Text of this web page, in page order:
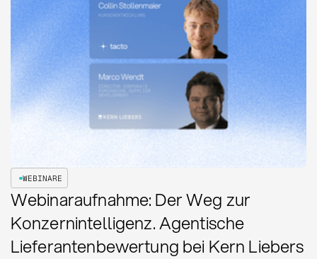
WEBINARE
Webinaraufnahme: Der Weg zur
Konzernintelligenz. Agentische
Lieferantenbewertung bei Kern Liebers